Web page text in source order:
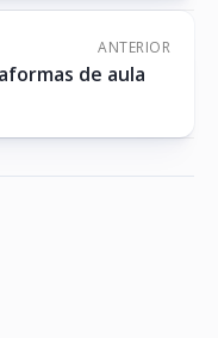
ANTERIOR
de aula